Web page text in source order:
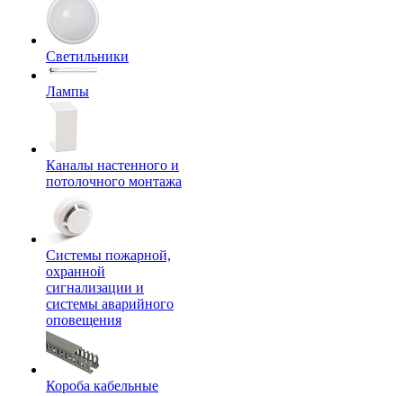
Светильники
Лампы
Каналы настенного и
потолочного монтажа
Системы пожарной,
охранной
сигнализации и
системы аварийного
оповещения
Короба кабельные